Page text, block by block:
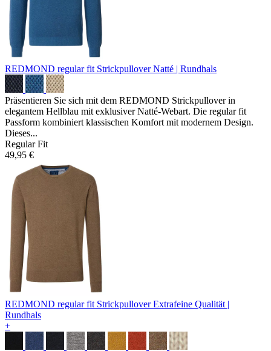
REDMOND regular fit StrickpulloverNatté | Rundhals
Präsentieren Sie sich mit dem REDMOND Strickpullover in
elegantem Hellblau mit exklusiver Natté-Webart. Die regular fit
Passform kombiniert klassischen Komfort mit modernem Design.
Dieses...
Regular Fit
49,95 €
REDMOND regular fit StrickpulloverExtrafeine Qualität |
Rundhals
+